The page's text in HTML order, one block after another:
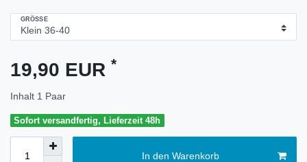
GRÖSSE
19,90 EUR *
Inhalt 1 Paar
Sofort versandfertig, Lieferzeit 48h
In den Warenkorb